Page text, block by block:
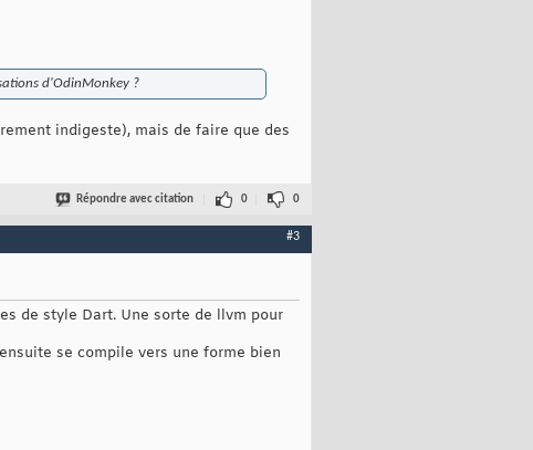
d'OdinMonkey ?
indigeste), mais de faire que des
Répondre avec citation 0 0
#3
de style Dart. Une sorte de llvm pour
se compile vers une forme bien